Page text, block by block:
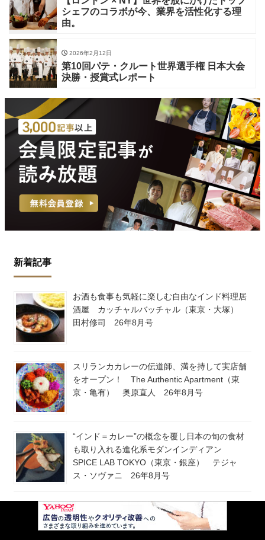
シェフのコラボが今、業界を活性化する理
由。
2026年2月12日
第10回パテ・クルート世界選手権 日本大会
決勝・授賞式レポート
新着記事
お酒も食事も気軽に楽しむ自由なインド料理居
酒屋 カッチャルバッチャル（東京・大塚）
田村修司 26年8月号
スリランカカレーの伝道師、満を持して実店舗
をオープン！ The Authentic Apartment（東
京・亀有） 奥原直人 26年8月号
“インド＝カレー”の概念を覆し日本の旬の食材
も取り入れる進化系モダンインディアン
SPICE LAB TOKYO（東京・銀座） テジャ
ス・ソヴァニ 26年8月号
クラフト新時代！ 世界へ羽ばたくプレミアム
酒、松竹梅白壁蔵「然土」